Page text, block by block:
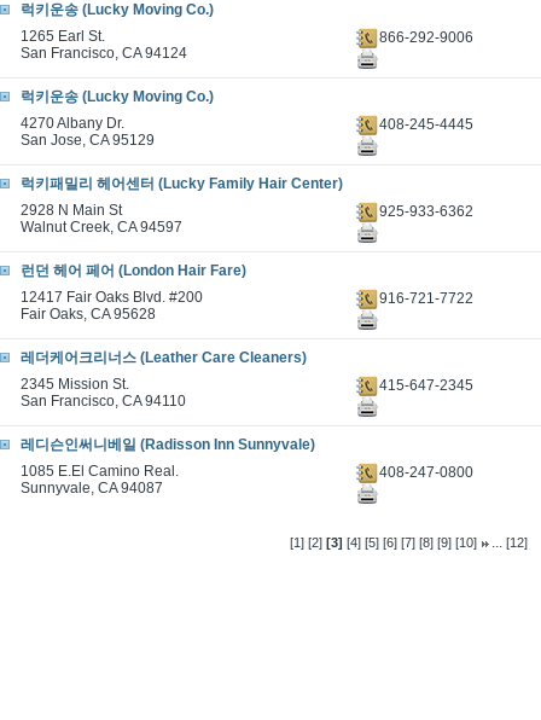
럭키운송 (Lucky Moving Co.)
1265 Earl St.
San Francisco, CA 94124
866-292-9006
럭키운송 (Lucky Moving Co.)
4270 Albany Dr.
San Jose, CA 95129
408-245-4445
럭키패밀리 헤어센터 (Lucky Family Hair Center)
2928 N Main St
Walnut Creek, CA 94597
925-933-6362
런던 헤어 페어 (London Hair Fare)
12417 Fair Oaks Blvd. #200
Fair Oaks, CA 95628
916-721-7722
레더케어크리너스 (Leather Care Cleaners)
2345 Mission St.
San Francisco, CA 94110
415-647-2345
레디슨인써니베일 (Radisson Inn Sunnyvale)
1085 E.El Camino Real.
Sunnyvale, CA 94087
408-247-0800
[1] [2] [3] [4] [5] [6] [7] [8] [9] [10] ...[12]